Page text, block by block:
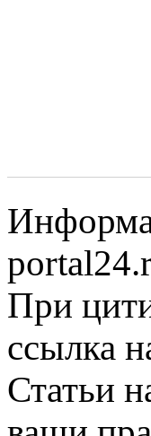
При
ссылка
Статьи